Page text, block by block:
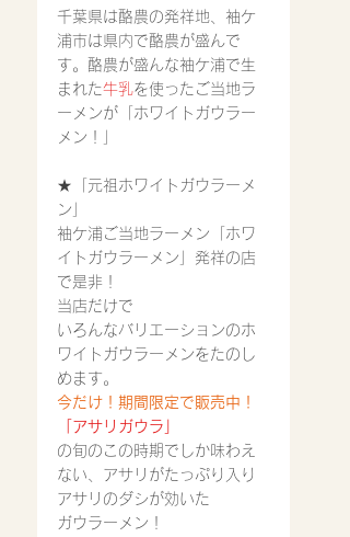
千葉県は酪農の発祥地、袖ケ
浦市は県内で酪農が盛んで
す。酪農が盛んな袖ケ浦で生
まれた牛乳を使ったご当地ラ
ーメンが「ホワイトガウラー
メン！」
★「元祖ホワイトガウラーメ
ン」
袖ケ浦ご当地ラーメン「ホワ
イトガウラーメン」発祥の店
で是非！
当店だけで
いろんなバリエーションのホ
ワイトガウラーメンをたのし
めます。
今だけ！期間限定で販売中！
「アサリガウラ」
の旬のこの時期でしか味わえ
ない、アサリがたっぷり入り
アサリのダシが効いた
ガウラーメン！